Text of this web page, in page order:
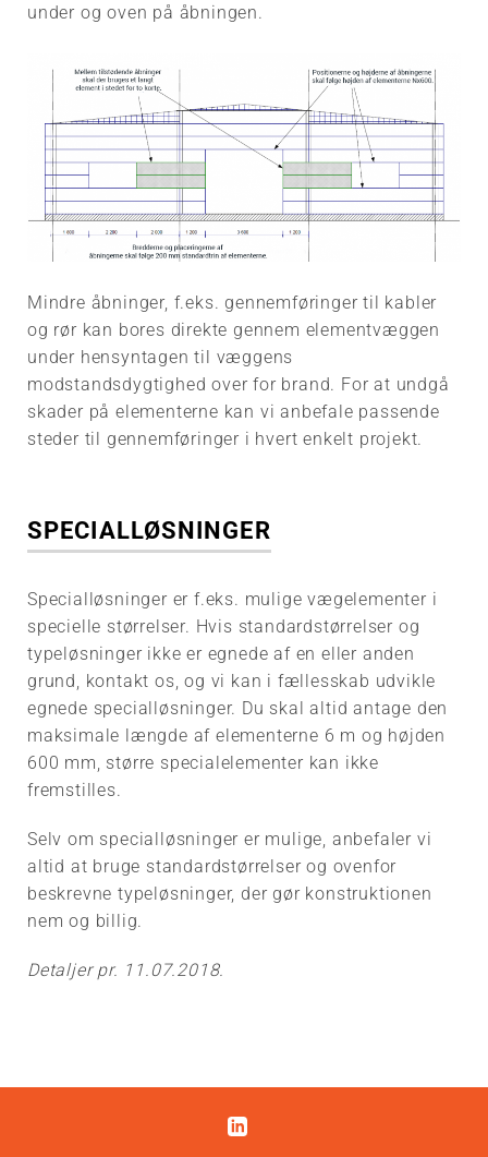
under og oven på åbningen.
Mindre åbninger, f.eks. gennemføringer til kabler
og rør kan bores direkte gennem elementvæggen
under hensyntagen til væggens
modstandsdygtighed over for brand. For at undgå
skader på elementerne kan vi anbefale passende
steder til gennemføringer i hvert enkelt projekt.
SPECIALLØSNINGER
Specialløsninger er f.eks. mulige vægelementer i
specielle størrelser. Hvis standardstørrelser og
typeløsninger ikke er egnede af en eller anden
grund, kontakt os, og vi kan i fællesskab udvikle
egnede specialløsninger. Du skal altid antage den
maksimale længde af elementerne 6 m og højden
600 mm, større specialelementer kan ikke
fremstilles.
Selv om specialløsninger er mulige, anbefaler vi
altid at bruge standardstørrelser og ovenfor
beskrevne typeløsninger, der gør konstruktionen
nem og billig.
Detaljer pr. 11.07.2018.